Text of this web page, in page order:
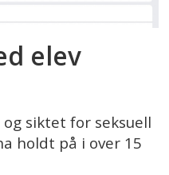
elev
siktet for seksuell
holdt på i over 15